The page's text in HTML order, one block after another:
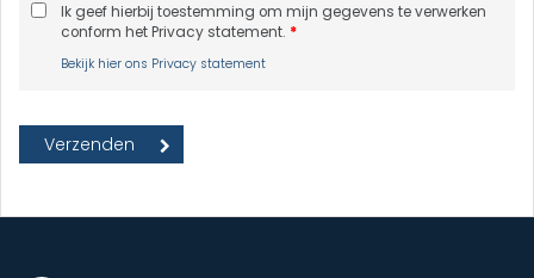
Ik geef hierbij toestemming om mijn gegevens te verwerken
conform het Privacy statement. *
Bekijk hier ons Privacy statement